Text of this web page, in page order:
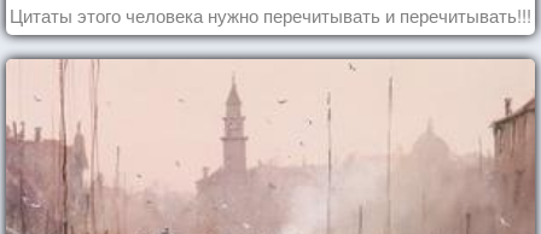
Цитаты этого человека нужно перечитывать и перечитывать!!!